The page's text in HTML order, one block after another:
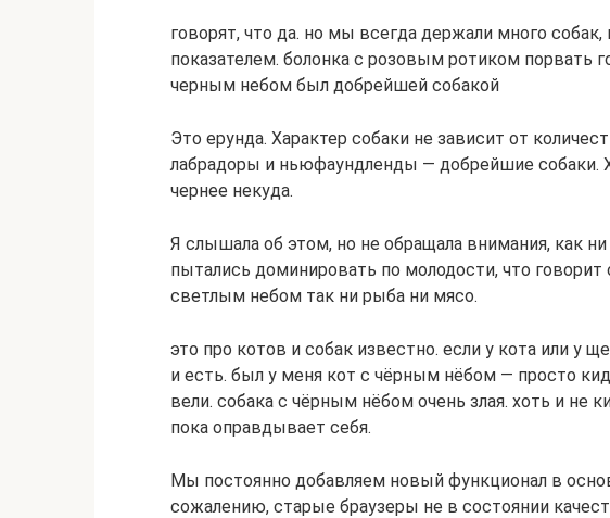
говорят, что да. но мы всегда держали много
показателем. болонка с розовым ротиком порвать
черным небом был добрейшей собакой
Это ерунда. Характер собаки не зависит от
лабрадоры и ньюфаундленды — добрейшие собаки.
чернее некуда.
Я слышала об этом, но не обращала внимания, как
пытались доминировать по молодости, что
светлым небом так ни рыба ни мясо.
это про котов и собак известно. если у кота или у
и есть. был у меня кот с чёрным нёбом — просто
вели. собака с чёрным нёбом очень злая. хоть и не
пока оправдывает себя.
Мы постоянно добавляем новый функционал в
сожалению, старые браузеры не в состоянии